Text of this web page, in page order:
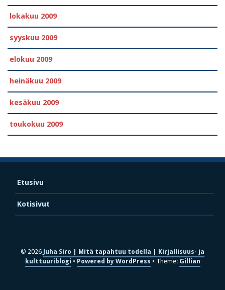
lokakuu 2009
syyskuu 2009
elokuu 2009
heinäkuu 2009
kesäkuu 2009
toukokuu 2009
Etusivu
Kotisivut
© 2026 Juha Siro | Mitä tapahtuu todella | Kirjallisuus- ja
kulttuuriblogi
Powered by WordPress Theme: Gillian